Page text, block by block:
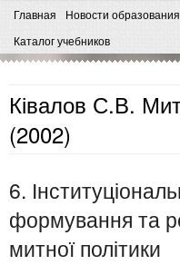
Главная Новости образования
Каталог учебников
Ківалов С.В.
(2002)
6.
формування та
митної політики